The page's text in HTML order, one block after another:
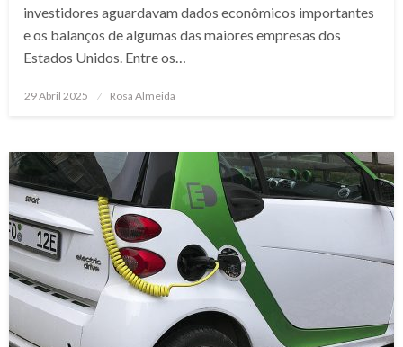
investidores aguardavam dados econômicos importantes
e os balanços de algumas das maiores empresas dos
Estados Unidos. Entre os…
Posted
29 Abril 2025 Rosa Almeida